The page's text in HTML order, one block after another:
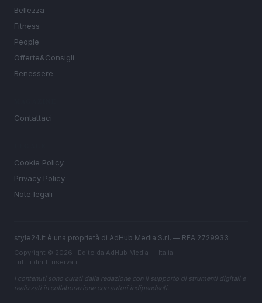
Bellezza
Fitness
People
Offerte&Consigli
Benessere
Contattaci
Cookie Policy
Privacy Policy
Note legali
style24.it è una proprietà di AdHub Media S.r.l. — REA 2729933
Copyright © 2026 · Edito da AdHub Media — Italia
Tutti i diritti riservati
I contenuti sono curati dalla redazione con il supporto di strumenti digitali e
realizzati in collaborazione con autori indipendenti.